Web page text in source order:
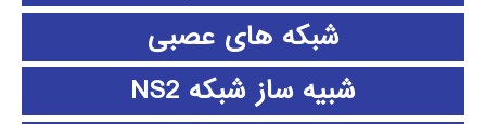
شبکه های عصبی
شبیه ساز شبکه NS2